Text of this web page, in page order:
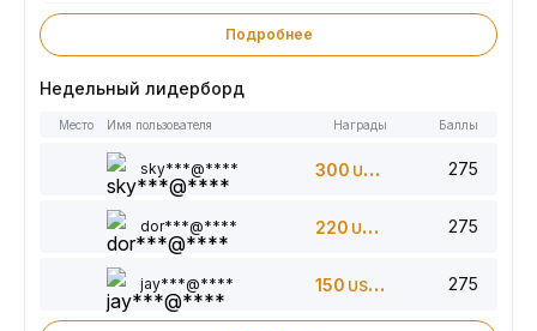
Подробнее
Недельный лидерборд
Место Имя пользователя Награды Баллы
sky***@**** 300 USDT 275
dor***@**** 220 USDT 275
jay***@**** 150 USDT 275